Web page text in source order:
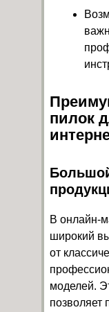
пилок
В онлайн-
широкий
от
моделей.
позволяет